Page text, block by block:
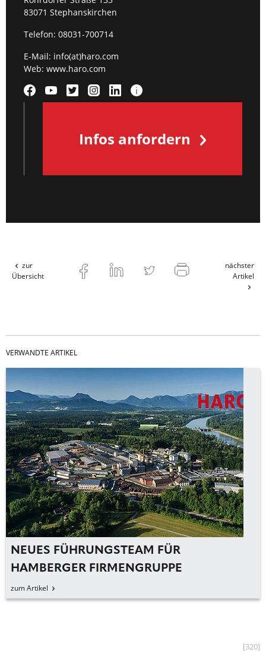
83071 Stephanskirchen
Telefon: 08031-700714
E-Mail: info(at)haro.com
Web: www.haro.com
Infos anfordern
zur
Übersicht
nächster
Artikel
VERWANDTE ARTIKEL
NEUES FÜHRUNGSTEAM FÜR
HAMBERGER FIRMENGRUPPE
zum Artikel
[320]